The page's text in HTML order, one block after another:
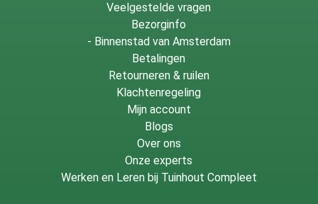
Veelgestelde vragen
Bezorginfo
- Binnenstad van Amsterdam
Betalingen
Retourneren & ruilen
Klachtenregeling
Mijn account
Blogs
Over ons
Onze experts
Werken en Leren bij Tuinhout Compleet